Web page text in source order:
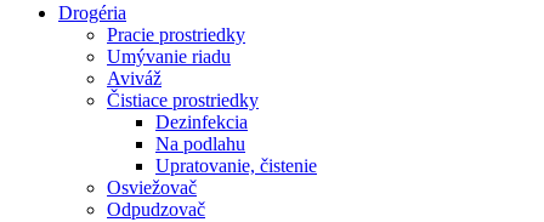
Drogéria
Pracie prostriedky
Umývanie riadu
Aviváž
Čistiace prostriedky
Dezinfekcia
Na podlahu
Upratovanie, čistenie
Osviežovač
Odpudzovač